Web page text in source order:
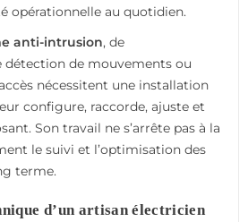
opérationnelle au quotidien.
anti-intrusion, de
détection de mouvements ou
nécessitent une installation
configure, raccorde, ajuste et
Son travail ne s’arrête pas à la
le suivi et l’optimisation des
terme.
d’un artisan électricien